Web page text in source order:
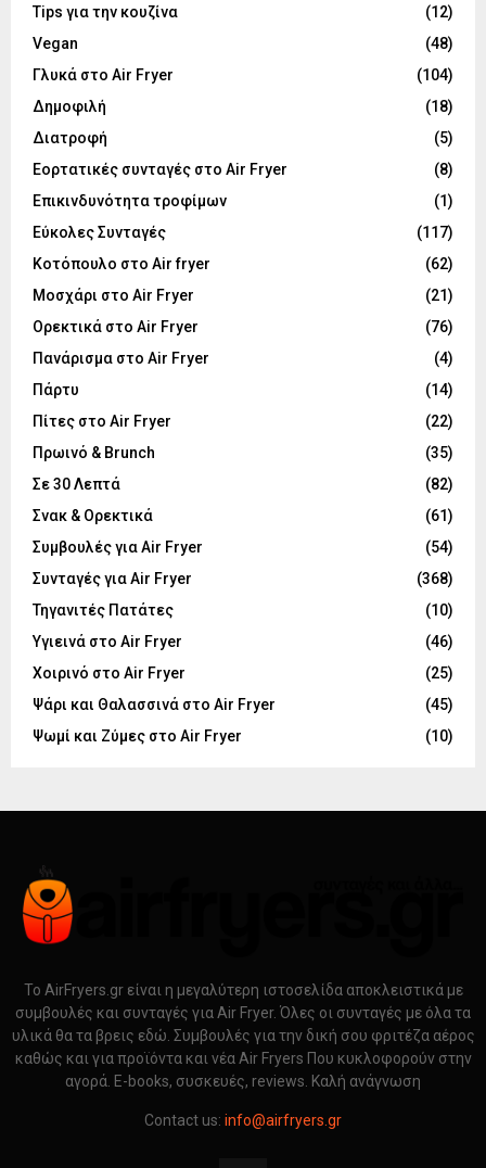
Tips για την κουζίνα
(12)
Vegan
(48)
Γλυκά στο Air Fryer
(104)
Δημοφιλή
(18)
Διατροφή
(5)
Εορτατικές συνταγές στο Air Fryer
(8)
Επικινδυνότητα τροφίμων
(1)
Εύκολες Συνταγές
(117)
Κοτόπουλο στο Air fryer
(62)
Μοσχάρι στο Air Fryer
(21)
Ορεκτικά στο Air Fryer
(76)
Πανάρισμα στο Air Fryer
(4)
Πάρτυ
(14)
Πίτες στο Air Fryer
(22)
Πρωινό & Brunch
(35)
Σε 30 Λεπτά
(82)
Σνακ & Ορεκτικά
(61)
Συμβουλές για Air Fryer
(54)
Συνταγές για Air Fryer
(368)
Τηγανιτές Πατάτες
(10)
Υγιεινά στο Air Fryer
(46)
Χοιρινό στο Air Fryer
(25)
Ψάρι και Θαλασσινά στο Air Fryer
(45)
Ψωμί και Ζύμες στο Air Fryer
(10)
Το AirFryers.gr είναι η μεγαλύτερη ιστοσελίδα αποκλειστικά με
συμβουλές και συνταγές για Air Fryer. Όλες οι συνταγές με όλα τα
υλικά θα τα βρεις εδώ. Συμβουλές για την δική σου φριτέζα αέρος
καθώς και για προϊόντα και νέα Air Fryers Που κυκλοφορούν στην
αγορά. E-books, συσκευές, reviews. Καλή ανάγνωση
Contact us: info@airfryers.gr